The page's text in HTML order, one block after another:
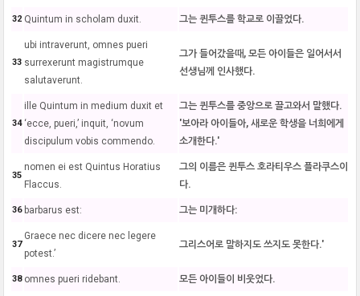
32 Quintum in scholam duxit. 그는 퀸투스를 학교로 이끌었다.
33
ubi intraverunt, omnes pueri
surrexerunt magistrumque
salutaverunt.
그가 들어갔을때, 모든 아이들은 일어서서
선생님께 인사했다.
34
ille Quintum in medium duxit et
‘ecce, pueri,’ inquit, ‘novum
discipulum vobis commendo.
그는 퀸투스를 중앙으로 끌고와서 말했다.
'보아라 아이들아, 새로운 학생을 너희에게
소개한다.'
35
nomen ei est Quintus Horatius
Flaccus.
그의 이름은 퀸투스 호라티우스 플라쿠스이
다.
36 barbarus est: 그는 미개하다:
37
Graece nec dicere nec legere
potest.’
그리스어로 말하지도 쓰지도 못한다.'
38 omnes pueri ridebant. 모든 아이들이 비웃었다.